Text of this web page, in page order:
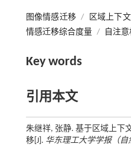
图像情感迁移 / 区域上下
情感迁移综合度量 / 自注意
Key words
引用本文
朱继祥, 张静. 基于区域上下
移[J]. 华东理工大学学报（自